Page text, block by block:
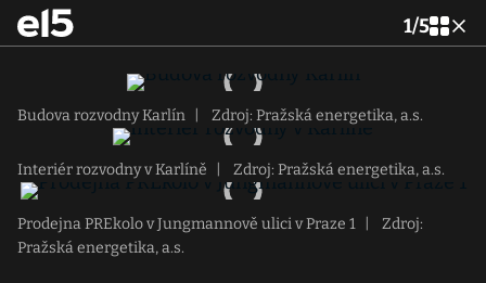
1/5
Budova rozvodny Karlín Zdroj: Pražská energetika, a.s.
Interiér rozvodny v Karlíně Zdroj: Pražská energetika, a.s.
Prodejna PREkolo v Jungmannově ulici v Praze 1
Zdroj:
Pražská energetika, a.s.